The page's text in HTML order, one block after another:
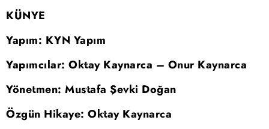
KÜNYE
Yapım: KYN Yapım
Yapımcılar: Oktay Kaynarca – Onur Kaynarca
Yönetmen: Mustafa Şevki Doğan
Özgün Hikaye: Oktay Kaynarca